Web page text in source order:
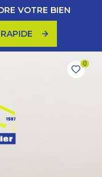
VOTRE BIEN
0